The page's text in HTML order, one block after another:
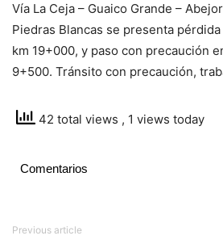
Vía La Ceja – Guaico Grande –
Piedras Blancas se presenta
km 19+000, y paso con precaución
9+500. Tránsito con precaución,
42 total views , 1 views today
Comentarios
Previous article